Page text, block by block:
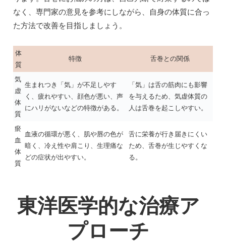
なく、専門家の意見を参考にしながら、自身の体質に合っ
た方法で改善を目指しましょう。
体
質
特徴 舌巻との関係
気
虚
体
質
生まれつき「気」が不足しやす
く、疲れやすい、顔色が悪い、声
にハリがないなどの特徴がある。
「気」は舌の筋肉にも影響
を与えるため、気虚体質の
人は舌巻を起こしやすい。
瘀
血
体
質
血液の循環が悪く、肌や唇の色が
暗く、冷え性や肩こり、生理痛な
どの症状が出やすい。
舌に栄養が行き届きにくい
ため、舌巻が生じやすくな
る。
東洋医学的な治療ア
プローチ